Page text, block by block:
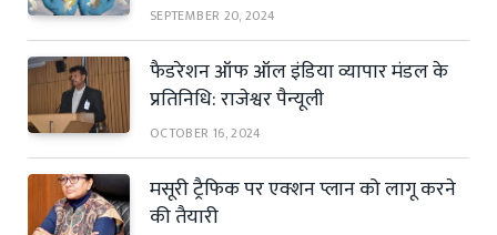
SEPTEMBER 20, 2024
फैडरेशन ऑफ ऑल इंडिया व्यापार मंडल के
प्रतिनिधि: राजेश्वर पैन्यूली
OCTOBER 16, 2024
मसूरी ट्रैफिक पर एक्शन प्लान को लागू करने
की तैयारी